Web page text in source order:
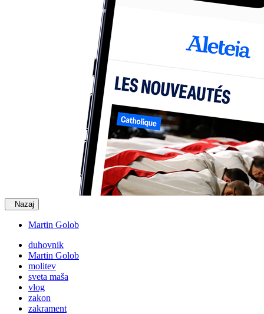
Nazaj
Martin Golob
duhovnik
Martin Golob
molitev
sveta maša
vlog
zakon
zakrament